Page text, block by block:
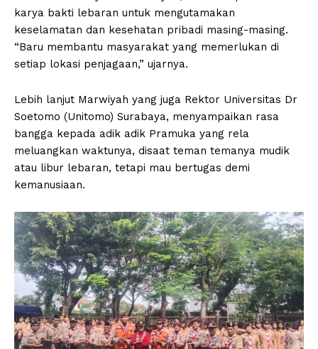
karya bakti lebaran untuk mengutamakan
keselamatan dan kesehatan pribadi masing-masing.
“Baru membantu masyarakat yang memerlukan di
setiap lokasi penjagaan,” ujarnya.
Lebih lanjut Marwiyah yang juga Rektor Universitas Dr
Soetomo (Unitomo) Surabaya, menyampaikan rasa
bangga kepada adik adik Pramuka yang rela
meluangkan waktunya, disaat teman temanya mudik
atau libur lebaran, tetapi mau bertugas demi
kemanusiaan.